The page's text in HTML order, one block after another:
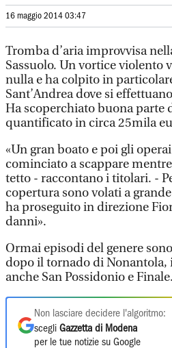
16 maggio 2014 03:47
Tromba d’aria improvvisa
Sassuolo. Un vortice violento
nulla e ha colpito in
Sant’Andrea dove si
Ha scoperchiato buona parte
quantificato in circa 25mila
«Un gran boato e poi gli
cominciato a scappare
tetto - raccontano i titolari. -
copertura sono volati a
ha proseguito in direzione
danni».
Ormai episodi del genere
dopo il tornado di
anche San Possidonio e Finale.
Non lasciare decidere l'algoritmo:
scegli Gazzetta di Modena
per le tue notizie su Google